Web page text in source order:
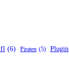
(6) Piraten (5) Plugin